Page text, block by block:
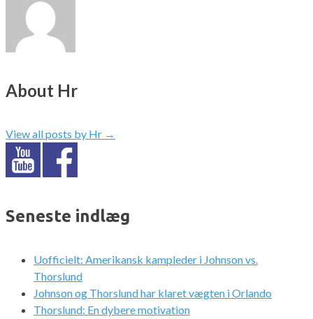
About Hr
View all posts by Hr →
Seneste indlæg
Uofficielt: Amerikansk kampleder i Johnson vs.
Thorslund
Johnson og Thorslund har klaret vægten i Orlando
Thorslund: En dybere motivation